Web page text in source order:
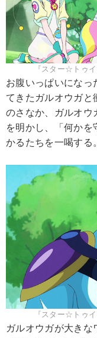
『スター☆トゥ
お腹いっぱいになっ
てきたガルオウガと
のさなか、ガルオウ
を明かし、「何かを
かるたちを一喝する。
『スター☆トゥ
ガルオウガが大きな